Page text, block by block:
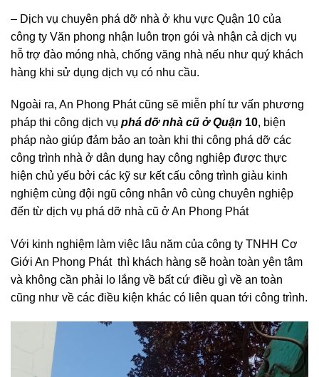
– Dịch vụ chuyên phá dỡ nhà ở khu vực Quận 10 của
công ty Văn phong nhận luôn trọn gói và nhận cả dịch vụ
hỗ trợ đào móng nhà, chống văng nhà nếu như quý khách
hàng khi sử dụng dịch vụ có nhu cầu.
Ngoài ra, An Phong Phát cũng sẽ miễn phí tư vấn phương
pháp thi công dịch vụ phá dỡ nhà cũ ở Quận 10 , biện
pháp nào giúp đảm bảo an toàn khi thi công phá dỡ các
công trình nhà ở dân dụng hay công nghiệp được thực
hiện chủ yếu bởi các kỹ sư kết cấu công trình giàu kinh
nghiệm cùng đội ngũ công nhân vô cùng chuyên nghiệp
đến từ dịch vụ phá dỡ nhà cũ ở An Phong Phát
Với kinh nghiệm làm việc lâu năm của công ty TNHH Cơ
Giới An Phong Phát thì khách hàng sẽ hoàn toàn yên tâm
và không cần phải lo lắng về bất cứ điều gì về an toàn
cũng như về các điều kiện khác có liên quan tới công trình.